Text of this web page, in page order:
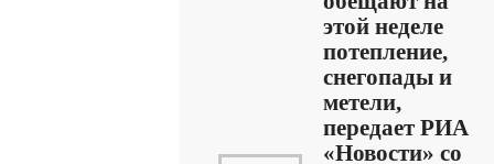
этой неделе
потепление,
снегопады и
метели,
передает РИА
«Новости» со